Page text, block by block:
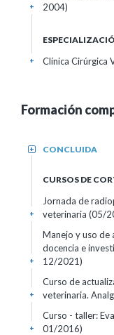
2004)
+
Clínica Cirúrgica
+
Formación
CONCLUIDA
+
CURSOS DE
Jornada de
veterinaria (05/
+
Manejo y uso de
docencia e
12/2021)
+
Curso de
veterinaria.
+
Curso - taller:
01/2016)
+